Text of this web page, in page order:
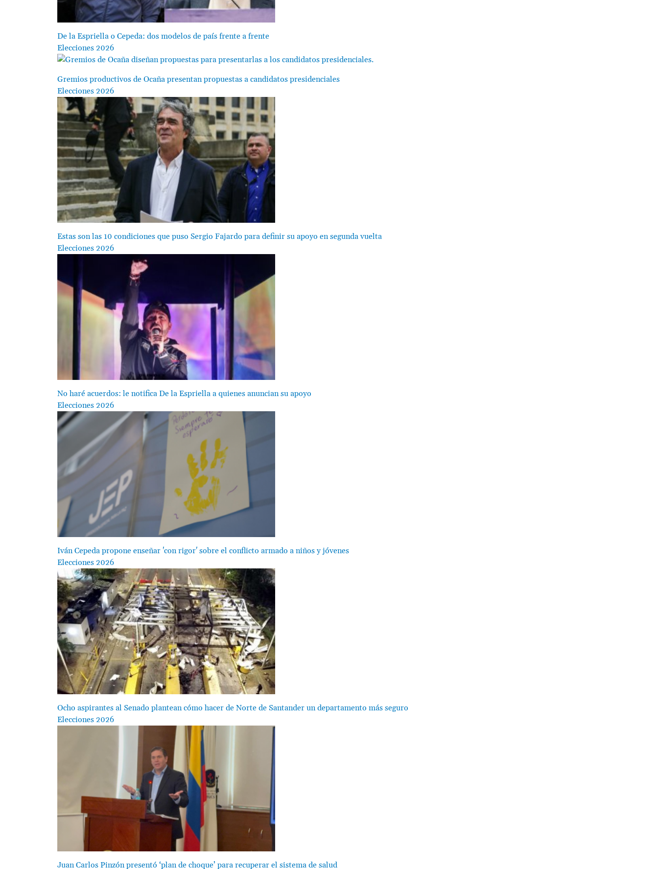
De la Espriella o Cepeda: dos modelos de país frente a frente
Elecciones 2026
Image
Gremios productivos de Ocaña presentan propuestas a candidatos presidenciales
Elecciones 2026
Image
Estas son las 10 condiciones que puso Sergio Fajardo para definir su apoyo en segunda vuelta
Elecciones 2026
No haré acuerdos: le notifica De la Espriella a quienes anuncian su apoyo
Elecciones 2026
Image
Iván Cepeda propone enseñar 'con rigor' sobre el conflicto armado a niños y jóvenes
Elecciones 2026
Image
Ocho aspirantes al Senado plantean cómo hacer de Norte de Santander un departamento más seguro
Elecciones 2026
Juan Carlos Pinzón presentó ‘plan de choque’ para recuperar el sistema de salud